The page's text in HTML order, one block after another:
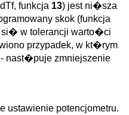
funkcja 13) jest ni�sza
skok (funkcja
si� w tolerancji warto�ci
przypadek, w kt�rym
zmniejszenie
ustawienie potencjometru.